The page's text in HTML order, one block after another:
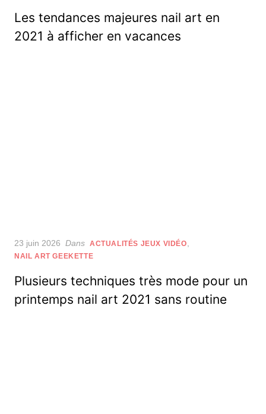
Les tendances majeures nail art en
2021 à afficher en vacances
Posted
on
23 juin 2026 Dans ACTUALITÉS JEUX VIDÉO,
NAIL ART GEEKETTE
Plusieurs techniques très mode pour un
printemps nail art 2021 sans routine